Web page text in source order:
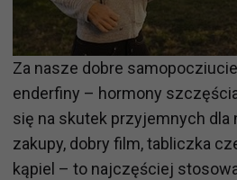
Za nasze dobre
enderfiny – hormony
się na skutek przyjemnych dla
zakupy, dobry film, tabliczka
kąpiel – to najczęściej